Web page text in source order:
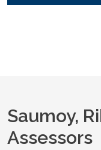
Saumoy,
Assessors